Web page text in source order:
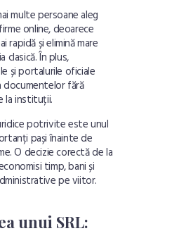
multe persoane aleg
online, deoarece
rapidă și elimină mare
În plus,
și portalurile oficiale
fără
la instituții.
potrivite este unul
pași înainte de
O decizie corectă de la
timp, bani și
pe viitor.
unui SRL: